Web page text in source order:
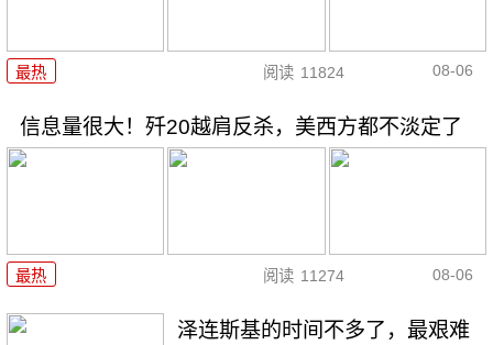
最热 阅读 11824 08-06
信息量很大！歼20越肩反杀，美西方都不淡定了
最热 阅读 11274 08-06
泽连斯基的时间不多了，最艰难